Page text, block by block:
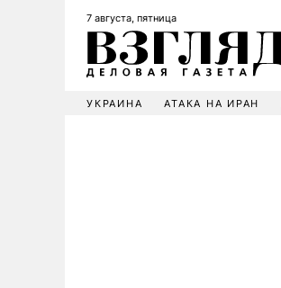
7 августа, пятница
УКРАИНА АТАКА НА ИРАН